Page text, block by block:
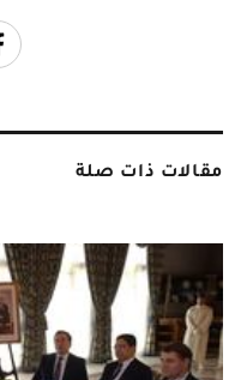
مقالات ذات صلة